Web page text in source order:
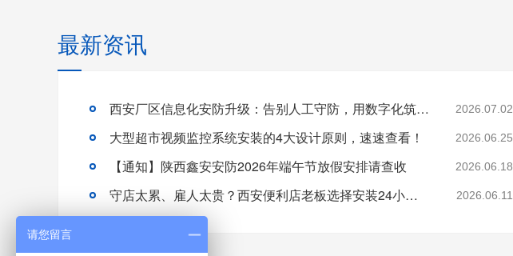
最新资讯
西安厂区信息化安防升级：告别人工守防，用数字化筑牢厂区安全屏障 2026.07.02
大型超市视频监控系统安装的4大设计原则，速速查看！ 2026.06.25
【通知】陕西鑫安安防2026年端午节放假安排请查收 2026.06.18
守店太累、雇人太贵？西安便利店老板选择安装24小时云智售系统解决问题 2026.06.11
请您留言